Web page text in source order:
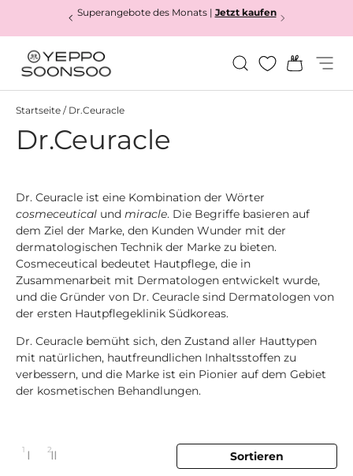
Superangebote des Monats | Jetzt kaufen
Yeppo&Soonsoo
Suchen
Startseite / Dr.Ceuracle
Dr.Ceuracle
Dr. Ceuracle ist eine Kombination der Wörter
cosmeceutical und miracle. Die Begriffe basieren auf
dem Ziel der Marke, den Kunden Wunder mit der
dermatologischen Technik der Marke zu bieten.
Cosmeceutical bedeutet Hautpflege, die in
Zusammenarbeit mit Dermatologen entwickelt wurde,
und die Gründer von Dr. Ceuracle sind Dermatologen von
der ersten Hautpflegeklinik Südkoreas.
Dr. Ceuracle bemüht sich, den Zustand aller Hauttypen
mit natürlichen, hautfreundlichen Inhaltsstoffen zu
verbessern, und die Marke ist ein Pionier auf dem Gebiet
der kosmetischen Behandlungen.
Layout ändern
1 Spalte
1
2 Spalten
2 Sortieren